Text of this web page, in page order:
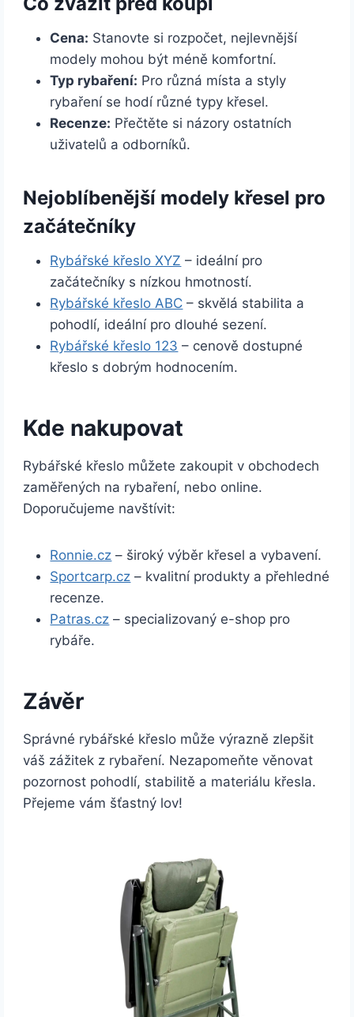
Cena: Stanovte si rozpočet, nejlevnější
modely mohou být méně komfortní.
Typ rybaření: Pro různá místa a styly
rybaření se hodí různé typy křesel.
Recenze: Přečtěte si názory ostatních
uživatelů a odborníků.
Nejoblíbenější modely křesel pro
začátečníky
Rybářské křeslo XYZ – ideální pro
začátečníky s nízkou hmotností.
Rybářské křeslo ABC – skvělá stabilita a
pohodlí, ideální pro dlouhé sezení.
Rybářské křeslo 123 – cenově dostupné
křeslo s dobrým hodnocením.
Kde nakupovat
Rybářské křeslo můžete zakoupit v obchodech
zaměřených na rybaření, nebo online.
Doporučujeme navštívit:
Ronnie.cz – široký výběr křesel a vybavení.
Sportcarp.cz – kvalitní produkty a přehledné
recenze.
Patras.cz – specializovaný e-shop pro
rybáře.
Závěr
Správné rybářské křeslo může výrazně zlepšit
váš zážitek z rybaření. Nezapomeňte věnovat
pozornost pohodlí, stabilitě a materiálu křesla.
Přejeme vám šťastný lov!